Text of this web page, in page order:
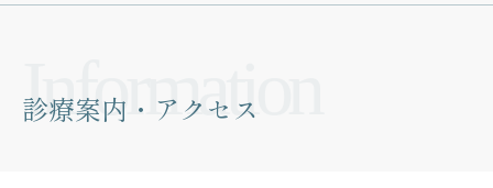
診療案内・アクセス